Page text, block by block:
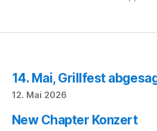
14. Mai, Grillfest
12. Mai 2026
New Chapter Konzert